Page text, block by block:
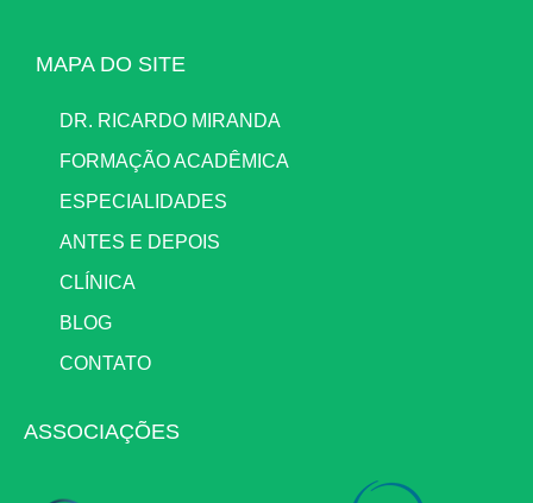
MAPA DO SITE
DR. RICARDO MIRANDA
FORMAÇÃO ACADÊMICA
ESPECIALIDADES
ANTES E DEPOIS
CLÍNICA
BLOG
CONTATO
ASSOCIAÇÕES